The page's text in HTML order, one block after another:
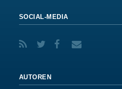
SOCIAL-MEDIA
AUTOREN